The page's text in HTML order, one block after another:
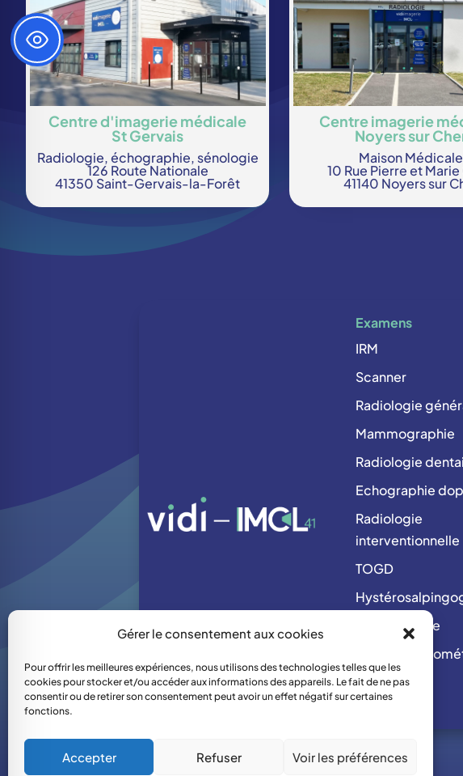
Gérer le consentement aux cookies
Pour offrir les meilleures expériences, nous utilisons des technologies telles que les
cookies pour stocker et/ou accéder aux informations des appareils. Le fait de ne pas
consentir ou de retirer son consentement peut avoir un effet négatif sur certaines
fonctions.
Accepter Refuser Voir les préférences
Centre d'imagerie médicale
St Gervais
Radiologie, échographie, sénologie
126 Route Nationale
41350 Saint-Gervais-la-Forêt
Centre imagerie
Noyers sur
Maison Médicale
10 Rue Pierre et Marie
41140 Noyers sur
Examens
IRM
Scanner
Radiologie
Mammographie
Radiologie
Echographie
Radiologie
interventionnelle
TOGD
Cystographie